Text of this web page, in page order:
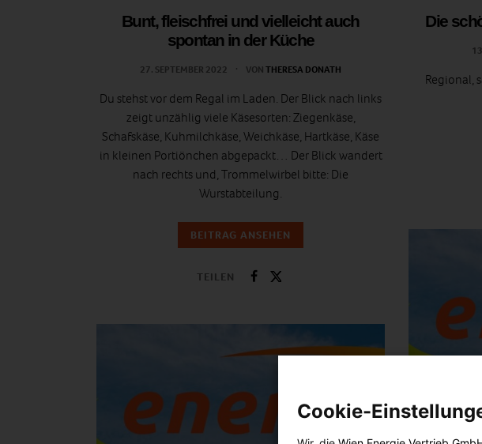
Bunt, fleischfrei und vielleicht auch
spontan in der Küche
27. SEPTEMBER 2022 VONTHERESA DONATH
Du stehst vor dem Regal im Laden. Der Blick nach links
zeigt unzählig viele Käsesorten: Ziegenkäse,
Schafskäse, Kuhmilchkäse, Weichkäse, Hartkäse, Käse
in kleinen Portiönchen abgepackt… Der Blick wandert
nach rechts und, Trommelwirbel bitte: Die
Wurstabteilung.
BEITRAG ANSEHEN
TEILEN
Die
Regional,
Cookie-